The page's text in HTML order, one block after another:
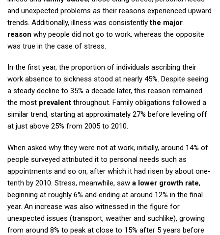
and unexpected problems as their reasons experienced upward
trends. Additionally, illness was consistentlythe major
reason why people did not go to work, whereas the opposite
was true in the case of stress.
In the first year, the proportion of individuals ascribing their
work absence to sickness stood at nearly 45%. Despite seeing
a steady decline to 35% a decade later, this reason remained
the most prevalent throughout. Family obligations followed a
similar trend, starting at approximately 27% before leveling off
at just above 25% from 2005 to 2010.
When asked why they were not at work, initially, around 14% of
people surveyed attributed it to personal needs such as
appointments and so on, after which it had risen by about one-
tenth by 2010. Stress, meanwhile, saw a lower growth rate,
beginning at roughly 6% and ending at around 12% in the final
year. An increase was also witnessed in the figure for
unexpected issues (transport, weather and suchlike), growing
from around 8% to peak at close to 15% after 5 years before